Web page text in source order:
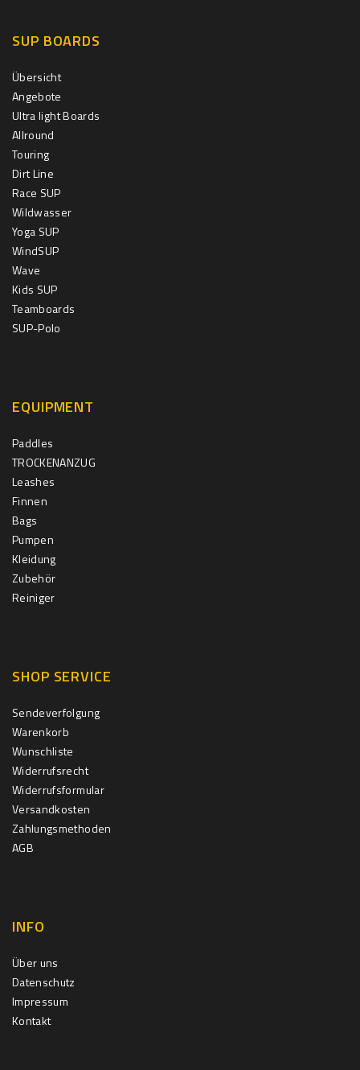
SUP BOARDS
Übersicht
Angebote
Ultra light Boards
Allround
Touring
Dirt Line
Race SUP
Wildwasser
Yoga SUP
WindSUP
Wave
Kids SUP
Teamboards
SUP-Polo
EQUIPMENT
Paddles
TROCKENANZUG
Leashes
Finnen
Bags
Pumpen
Kleidung
Zubehör
Reiniger
SHOP SERVICE
Sendeverfolgung
Warenkorb
Wunschliste
Widerrufsrecht
Widerrufsformular
Versandkosten
Zahlungsmethoden
AGB
INFO
Über uns
Datenschutz
Impressum
Kontakt